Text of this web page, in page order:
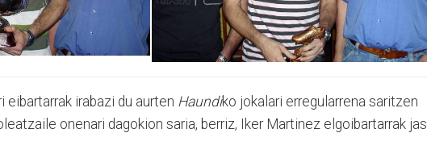
irabazi du aurten Haundiko jokalari erregularrena saritzen
onenari dagokion saria, berriz, Iker Martinez elgoibartarrak